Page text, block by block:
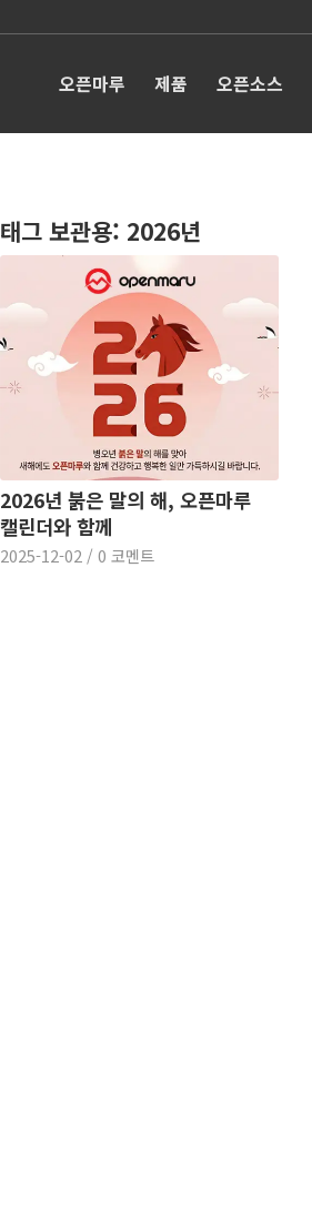
오픈마루 제품 오픈소스
태그 보관용: 2026년
2026년 붉은 말의 해, 오픈마루
캘린더와 함께
2025-12-02 / 0 코멘트